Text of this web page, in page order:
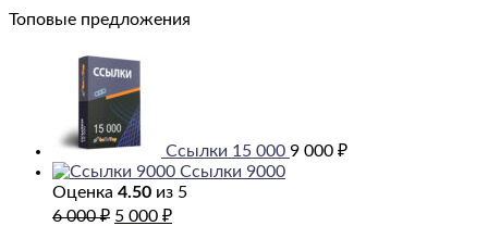
Топовые предложения
Ссылки 15 000 9 000 ₽
Ссылки 9000
Оценка 4.50 из 5
6 000₽ Первоначальная
5 000 ₽Текущая